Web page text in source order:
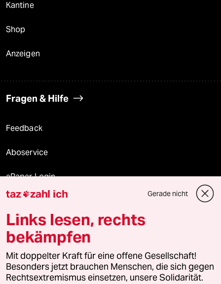
Kantine
Shop
Anzeigen
Fragen & Hilfe
Feedback
Aboservice
ePaper Login
Downloads für Abonnierende
© 2026 taz Verlags und Vertriebs GmbH
Alle Rechte vorbehalten. Bei rechtlichen Fragen oder für Genehmigungen
wenden Sie sich bitte an
lizenzen@taz.de
taz zahl ich Gerade nicht
Links lesen, rechts
bekämpfen
Mit doppelter Kraft für eine offene Gesellschaft!
Besonders jetzt brauchen Menschen, die sich gegen
Rechtsextremismus einsetzen, unsere Solidarität.